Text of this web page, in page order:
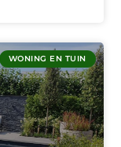
WONING EN TUIN